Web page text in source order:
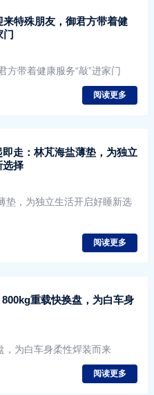
来特殊朋友，御君方带着健
门
方带着健康服务“敲”进家门
阅读更多
走：林芃海盐薄垫，为独立
选择
垫，为独立生活开启好睡新选
阅读更多
重载快换盘，为白车身
，为白车身柔性焊装而来
阅读更多